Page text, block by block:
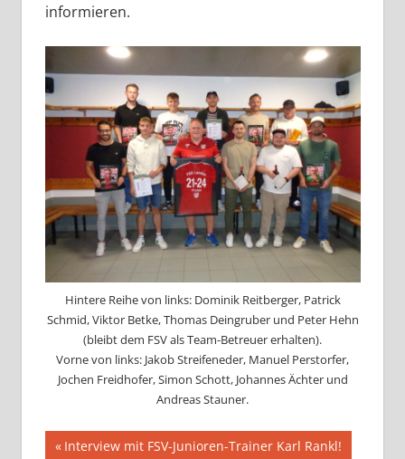
informieren.
Hintere Reihe von links: Dominik Reitberger, Patrick
Schmid, Viktor Betke, Thomas Deingruber und Peter Hehn
(bleibt dem FSV als Team-Betreuer erhalten).
Vorne von links: Jakob Streifeneder, Manuel Perstorfer,
Jochen Freidhofer, Simon Schott, Johannes Ächter und
Andreas Stauner.
Beitragsnavigation
Vorheriger
Interview mit FSV-Junioren-Trainer Karl Rankl!